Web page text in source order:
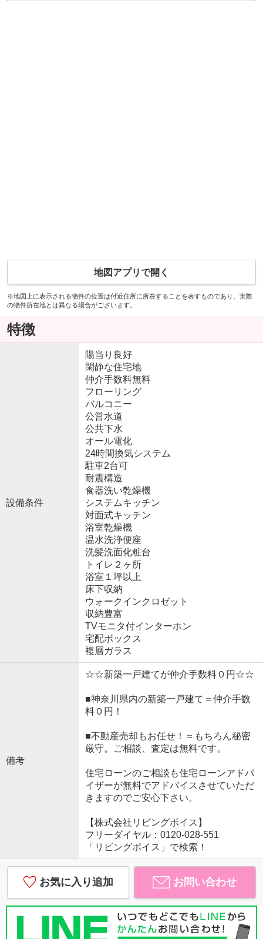
地図アプリで開く
※地図上に表示される物件の位置は付近住所に所在することを表すものであり、実際
の物件所在地とは異なる場合がございます。
特徴
設備条件
陽当り良好
閑静な住宅地
仲介手数料無料
フローリング
バルコニー
公営水道
公共下水
オール電化
24時間換気システム
駐車2台可
耐震構造
食器洗い乾燥機
システムキッチン
対面式キッチン
浴室乾燥機
温水洗浄便座
洗髪洗面化粧台
トイレ２ヶ所
浴室１坪以上
床下収納
ウォークインクロゼット
収納豊富
TVモニタ付インターホン
宅配ボックス
複層ガラス
備考
☆☆新築一戸建てが仲介手数料０円☆☆
■神奈川県内の新築一戸建て＝仲介手数
料０円！
■不動産売却もお任せ！＝もちろん秘密
厳守。ご相談、査定は無料です。
住宅ローンのご相談も住宅ローンアドバ
イザーが無料でアドバイスさせていただ
きますのでご安心下さい。
【株式会社リビングボイス】
フリーダイヤル：0120-028-551
「リビングボイス」で検索！
お気に入り追加 お問い合わせ